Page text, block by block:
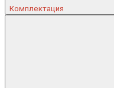
Комплектация